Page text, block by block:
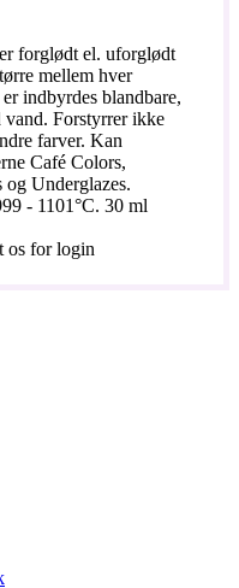
forglødt el. uforglødt
mellem hver
indbyrdes blandbare,
vand. Forstyrrer ikke
farver. Kan
Café Colors,
og Underglazes.
- 1101°C. 30 ml
os for login